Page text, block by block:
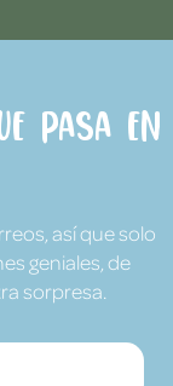
pasa en
así que solo
geniales, de
sorpresa.